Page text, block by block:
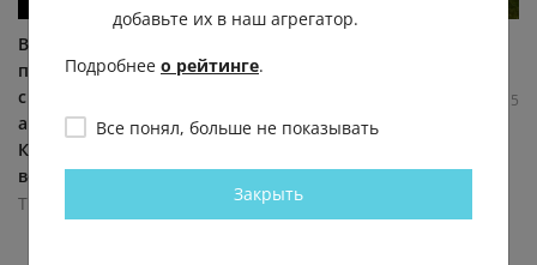
В Кургане мотоциклист
погиб после столкновения
с «Грантой» Смертельная
авария произошла в
Кургане. 46-летний
водитель... (видео)
Типичный курган
5
добавьте их в наш агрегатор.
Подробнее о рейтинге.
Все понял, больше не показывать
Закрыть